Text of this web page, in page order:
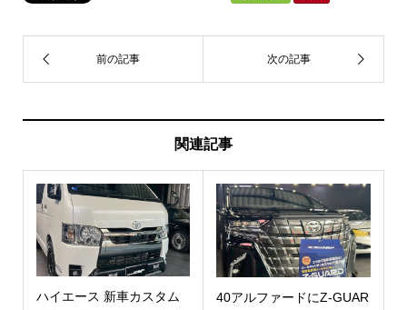
関連記事
ハイエース 新車カスタム
40アルファードにZ-GUAR